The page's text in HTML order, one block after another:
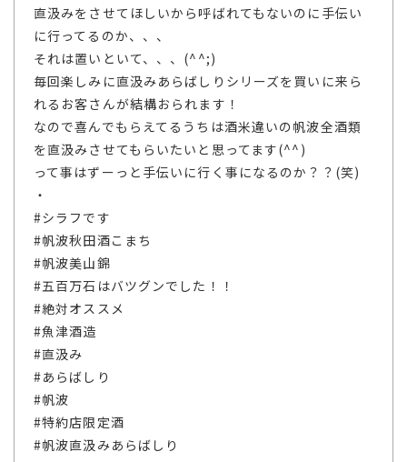
直汲みをさせてほしいから呼ばれてもないのに手伝い
に行ってるのか、、、
それは置いといて、、、(^^;)
毎回楽しみに直汲みあらばしりシリーズを買いに来ら
れるお客さんが結構おられます！
なので喜んでもらえてるうちは酒米違いの帆波全酒類
を直汲みさせてもらいたいと思ってます(^^)
って事はずーっと手伝いに行く事になるのか？？(笑)
・
#シラフです
#帆波秋田酒こまち
#帆波美山錦
#五百万石はバツグンでした！！
#絶対オススメ
#魚津酒造
#直汲み
#あらばしり
#帆波
#特約店限定酒
#帆波直汲みあらばしり